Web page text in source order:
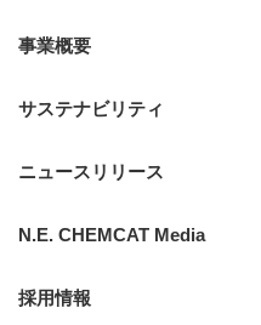
事業概要
サステナビリティ
ニュースリリース
N.E. CHEMCAT Media
採用情報